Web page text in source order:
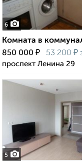
6
Комната в
850 000 ₽ 53 200 ₽
проспект Ленина 29
5